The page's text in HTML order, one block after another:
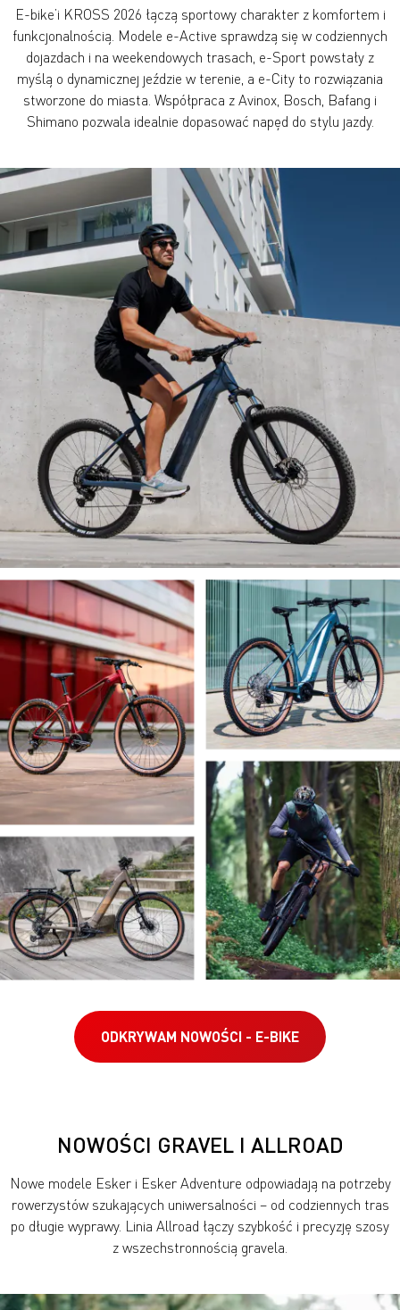
E-bike’i KROSS 2026 łączą sportowy charakter z komfortem i
funkcjonalnością. Modele e-Active sprawdzą się w codziennych
dojazdach i na weekendowych trasach, e-Sport powstały z
myślą o dynamicznej jeździe w terenie, a e-City to rozwiązania
stworzone do miasta. Współpraca z Avinox, Bosch, Bafang i
Shimano pozwala idealnie dopasować napęd do stylu jazdy.
ODKRYWAM NOWOŚCI - E-BIKE
NOWOŚCI GRAVEL I ALLROAD
Nowe modele Esker i Esker Adventure odpowiadają na potrzeby
rowerzystów szukających uniwersalności – od codziennych tras
po długie wyprawy. Linia Allroad łączy szybkość i precyzję szosy
z wszechstronnością gravela.